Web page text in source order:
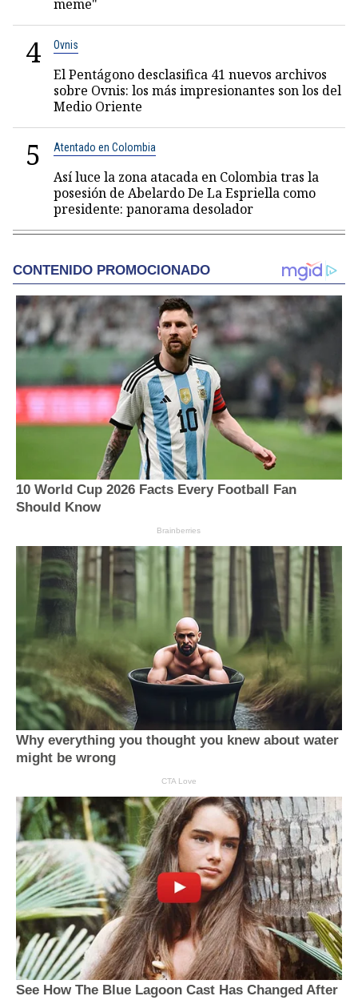
meme"
4 Ovnis
El Pentágono desclasifica 41 nuevos archivos
sobre Ovnis: los más impresionantes son los del
Medio Oriente
5 Atentado en Colombia
Así luce la zona atacada en Colombia tras la
posesión de Abelardo De La Espriella como
presidente: panorama desolador